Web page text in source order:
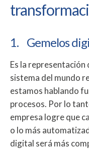
1. Gemelos
Es la
sistema del mundo
estamos hablando
procesos. Por lo
empresa logre que
o lo más
digital será más